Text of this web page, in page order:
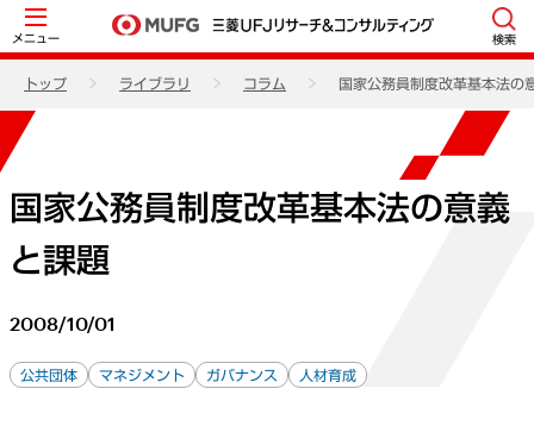
メニュー 検索
トップ ライブラリ コラム 国家公務員制度改革基本法の
国家公務員制度改革基本法の意義
と課題
2008/10/01
公共団体 マネジメント ガバナンス 人材育成